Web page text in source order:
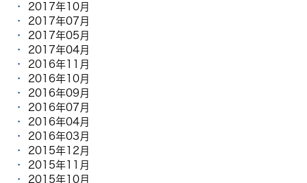
2017年10月
2017年07月
2017年05月
2017年04月
2016年11月
2016年10月
2016年09月
2016年07月
2016年04月
2016年03月
2015年12月
2015年11月
2015年10月